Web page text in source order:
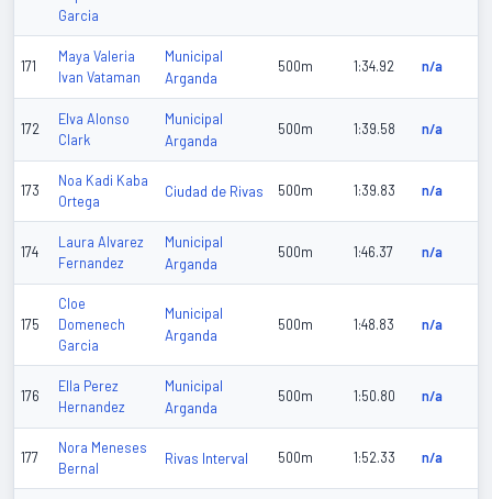
Garcia
171
Maya Valeria
Ivan Vataman
Municipal
Arganda
500m 1:34.92 n/a
172
Elva Alonso
Clark
Municipal
Arganda
500m 1:39.58 n/a
173
Noa Kadi Kaba
Ortega
Ciudad de Rivas 500m 1:39.83 n/a
174
Laura Alvarez
Fernandez
Municipal
Arganda
500m 1:46.37 n/a
175
Cloe
Domenech
Garcia
Municipal
Arganda
500m 1:48.83 n/a
176
Ella Perez
Hernandez
Municipal
Arganda
500m 1:50.80 n/a
177
Nora Meneses
Bernal
Rivas Interval 500m 1:52.33 n/a